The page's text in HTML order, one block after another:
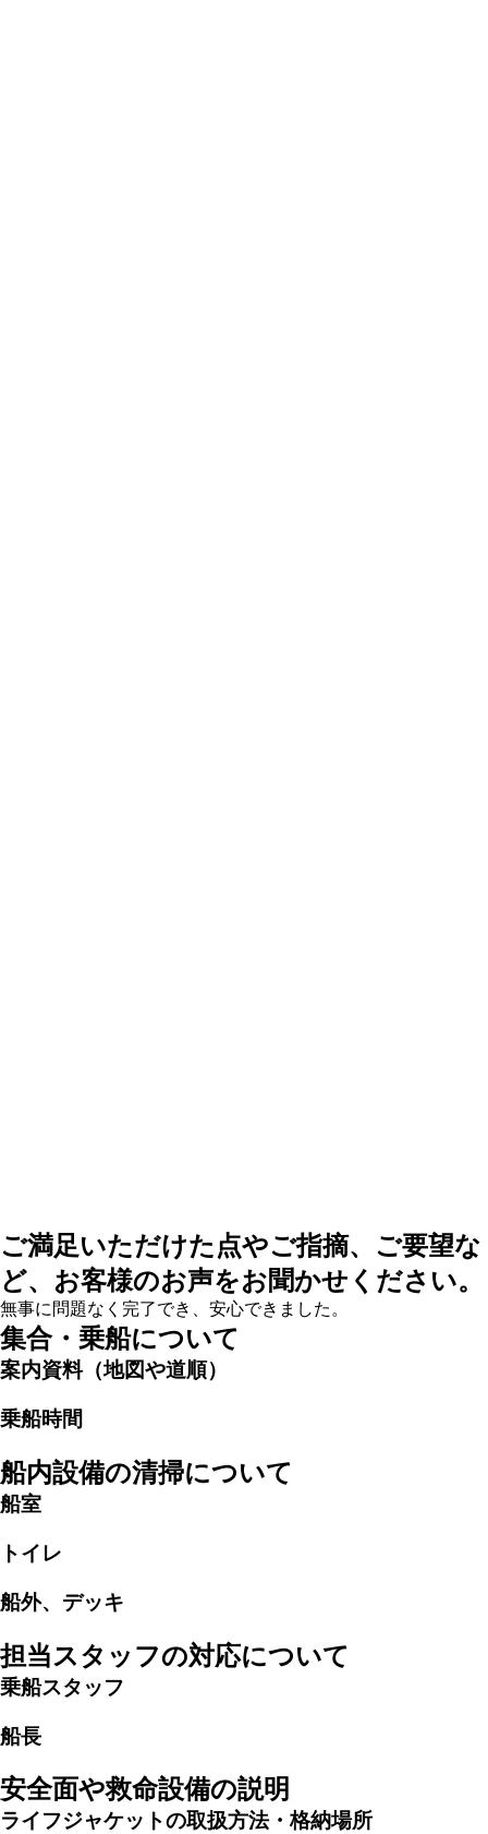
ご満足いただけた点やご指摘、ご要望な
ど、お客様のお声をお聞かせください。
無事に問題なく完了でき、安心できました。
集合・乗船について
案内資料（地図や道順）
乗船時間
船内設備の清掃について
船室
トイレ
船外、デッキ
担当スタッフの対応について
乗船スタッフ
船長
安全面や救命設備の説明
ライフジャケットの取扱方法・格納場所